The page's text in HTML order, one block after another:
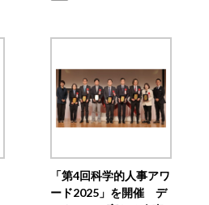
「第4回科学的人事アワ
ード2025」を開催 デ